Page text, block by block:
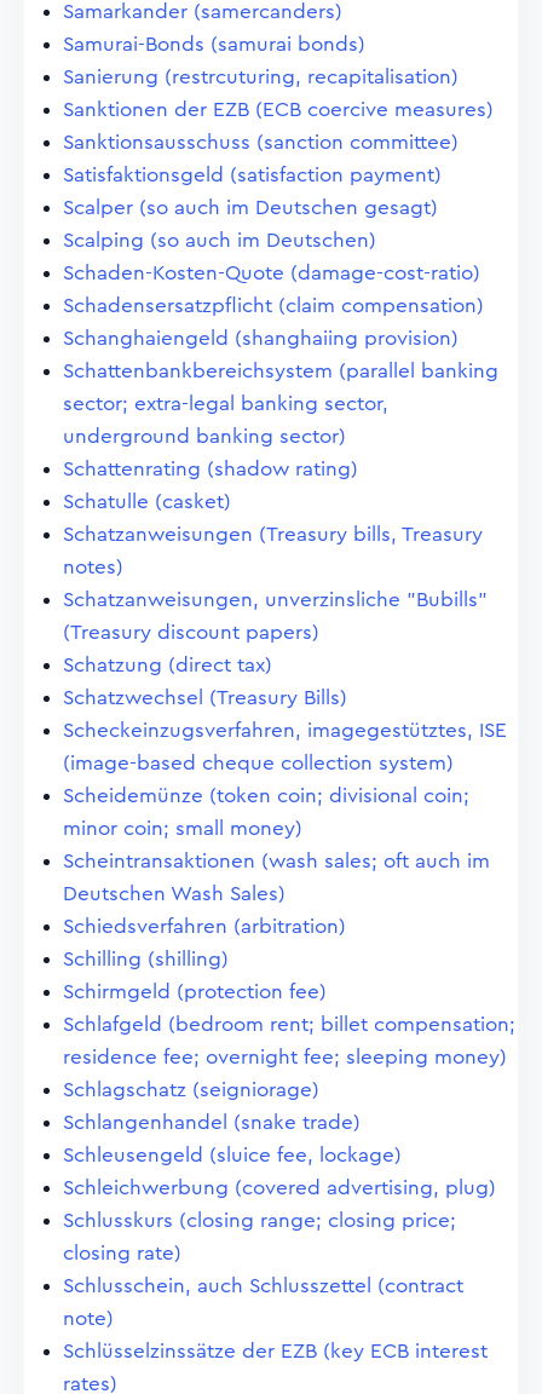
Samarkander (samercanders)
Samurai-Bonds (samurai bonds)
Sanierung (restrcuturing, recapitalisation)
Sanktionen der EZB (ECB coercive measures)
Sanktionsausschuss (sanction committee)
Satisfaktionsgeld (satisfaction payment)
Scalper (so auch im Deutschen gesagt)
Scalping (so auch im Deutschen)
Schaden-Kosten-Quote (damage-cost-ratio)
Schadensersatzpflicht (claim compensation)
Schanghaiengeld (shanghaiing provision)
Schattenbankbereichsystem (parallel banking
sector; extra-legal banking sector,
underground banking sector)
Schattenrating (shadow rating)
Schatulle (casket)
Schatzanweisungen (Treasury bills, Treasury
notes)
Schatzanweisungen, unverzinsliche "Bubills"
(Treasury discount papers)
Schatzung (direct tax)
Schatzwechsel (Treasury Bills)
Scheckeinzugsverfahren, imagegestütztes, ISE
(image-based cheque collection system)
Scheidemünze (token coin; divisional coin;
minor coin; small money)
Scheintransaktionen (wash sales; oft auch im
Deutschen Wash Sales)
Schiedsverfahren (arbitration)
Schilling (shilling)
Schirmgeld (protection fee)
Schlafgeld (bedroom rent; billet compensation;
residence fee; overnight fee; sleeping money)
Schlagschatz (seigniorage)
Schlangenhandel (snake trade)
Schleusengeld (sluice fee, lockage)
Schleichwerbung (covered advertising, plug)
Schlusskurs (closing range; closing price;
closing rate)
Schlusschein, auch Schlusszettel (contract
note)
Schlüsselzinssätze der EZB (key ECB interest
rates)